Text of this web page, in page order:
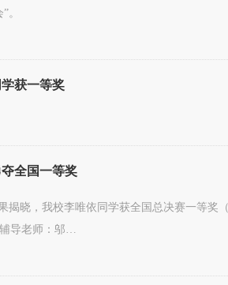
。
获一等奖
全国一等奖
揭晓，我校李唯依同学获全国总决赛一等奖
导老师：邬…